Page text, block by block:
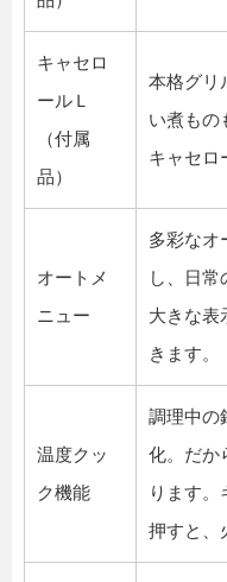
キャセロ
ールＬ
（付属
品）
本格グリ
い煮もの
キャセロ
オートメ
ニュー
多彩なオ
し、日
大きな表
きます。
温度クッ
ク機能
調理中の
化。だか
ります
押すと、